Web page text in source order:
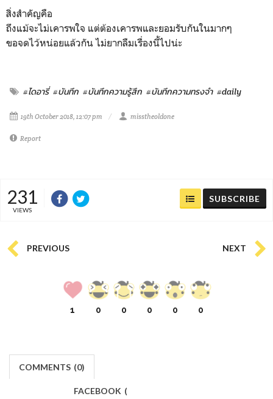
สิ่งสำคัญคือ
ถึงแม้จะไม่เคารพใจ แต่ต้องเคารพและยอมรับกันในมากๆ
ขอจดไว้หน่อยแล้วกัน ไม่ยากลืมเรื่องนี้ไปน่ะ
#ไดอารี่ #บันทึก #บันทึกความรู้สึก #บันทึกความทรงจำ #daily
19th October 2018, 12:07 pm misstheoldone
Report
231
VIEWS
SUBSCRIBE
PREVIOUS NEXT
1 0 0 0 0 0
COMMENTS (0)
FACEBOOK (